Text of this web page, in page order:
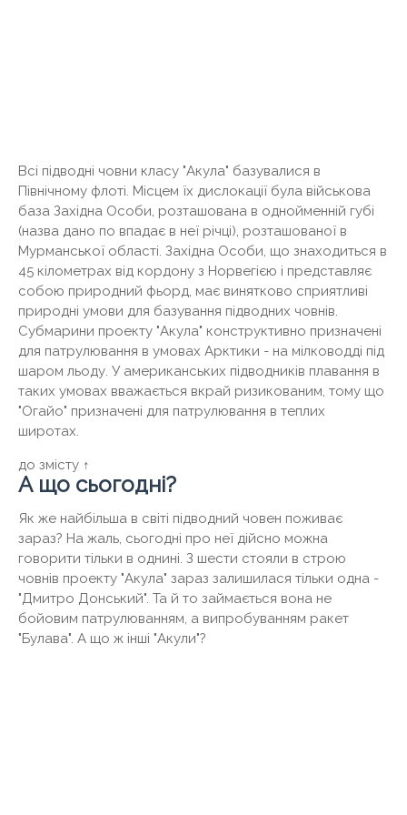
Всі підводні човни класу "Акула" базувалися в
Північному флоті. Місцем їх дислокації була військова
база Західна Особи, розташована в однойменній губі
(назва дано по впадає в неї річці), розташованої в
Мурманської області. Західна Особи, що знаходиться в
45 кілометрах від кордону з Норвегією і представляє
собою природний фьорд, має винятково сприятливі
природні умови для базування підводних човнів.
Субмарини проекту "Акула" конструктивно призначені
для патрулювання в умовах Арктики - на мілководді під
шаром льоду. У американських підводників плавання в
таких умовах вважається вкрай ризикованим, тому що
"Огайо" призначені для патрулювання в теплих
широтах.
до змісту ↑
А що сьогодні?
Як же найбільша в світі підводний човен поживає
зараз? На жаль, сьогодні про неї дійсно можна
говорити тільки в однині. З шести стояли в строю
човнів проекту "Акула" зараз залишилася тільки одна -
"Дмитро Донський". Та й то займається вона не
бойовим патрулюванням, а випробуванням ракет
"Булава". А що ж інші "Акули"?